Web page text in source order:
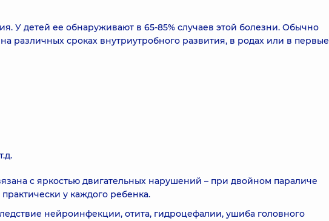
У детей ее обнаруживают в 65-85% случаев этой болезни. Обычно
различных сроках внутриутробного развития, в родах или в первые
с яркостью двигательных нарушений – при двойном параличе
у каждого ребенка.
нейроинфекции, отита, гидроцефалии, ушиба головного